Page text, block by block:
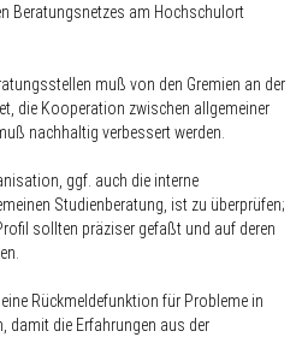
Beratungsnetzes am Hochschulort
muß von den Gremien an der
die Kooperation zwischen allgemeiner
nachhaltig verbessert werden.
ggf. auch die interne
Studienberatung, ist zu überprüfen;
sollten präziser gefaßt und auf deren
Rückmeldefunktion für Probleme in
damit die Erfahrungen aus der